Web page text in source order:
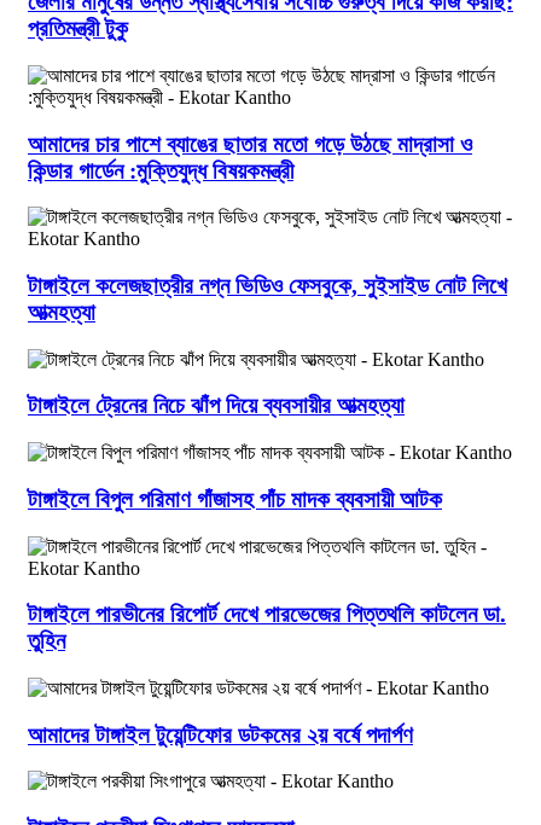
প্রতিমন্ত্রী টুকু
আমাদের চার পাশে ব্যাঙের ছাতার মতো গড়ে উঠছে মাদ্রাসা ও
কিন্ডার গার্ডেন :মুক্তিযুদ্ধ বিষয়কমন্ত্রী
টাঙ্গাইলে কলেজছাত্রীর নগ্ন ভিডিও ফেসবুকে, সুইসাইড নোট লিখে
আত্মহত্যা
টাঙ্গাইলে ট্রেনের নিচে ঝাঁপ দিয়ে ব্যবসায়ীর আত্মহত্যা
টাঙ্গাইলে বিপুল পরিমাণ গাঁজাসহ পাঁচ মাদক ব্যবসায়ী আটক
টাঙ্গাইলে পারভীনের রিপোর্ট দেখে পারভেজের পিত্তথলি কাটলেন ডা.
তুহিন
আমাদের টাঙ্গাইল টুয়েন্টিফোর ডটকমের ২য় বর্ষে পদার্পণ